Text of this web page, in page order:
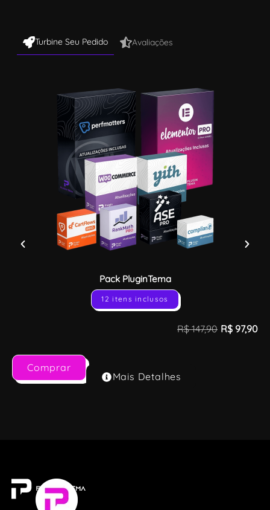
Turbine Seu Pedido Avaliações
Pack PluginTema
12 itens inclusos
R$147,90 R$ 97,90
Comprar
Mais Detalhes